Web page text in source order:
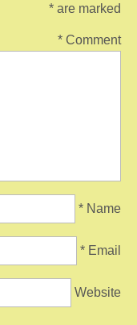
are marked
*
Comment
*
Name
*
Email
*
Website